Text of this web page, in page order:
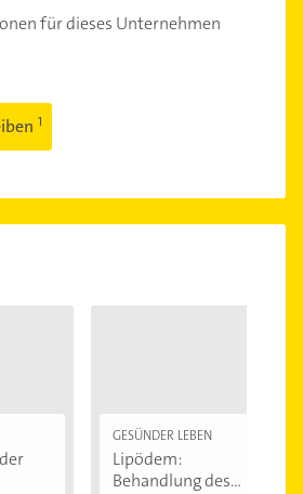
für dieses Unternehmen
GESÜNDER LEBEN
Lipödem:
Behandlung des